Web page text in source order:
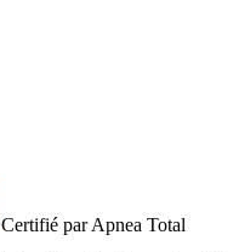
Certifié par Apnea Total